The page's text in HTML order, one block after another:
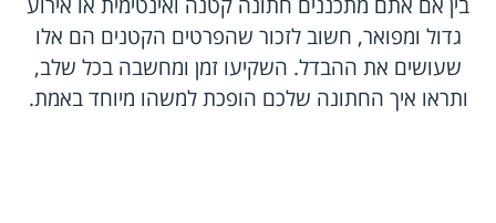
בין אם אתם מתכננים חתונה קטנה ואינטימית או אירוע
גדול ומפואר, חשוב לזכור שהפרטים הקטנים הם אלו
שעושים את ההבדל. השקיעו זמן ומחשבה בכל שלב,
ותראו איך החתונה שלכם הופכת למשהו מיוחד באמת.